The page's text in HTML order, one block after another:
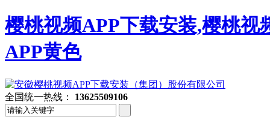
樱桃视频APP下载安装,樱桃
APP黄色
全国统一热线： 13625509106